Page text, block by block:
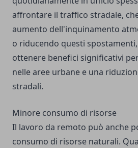
affrontare il traffico stradale,
aumento dell'inquinamento
o riducendo questi
ottenere benefici significativi
nelle aree urbane e una
stradali.
Minore consumo di risorse
Il lavoro da remoto può anche
consumo di risorse naturali.